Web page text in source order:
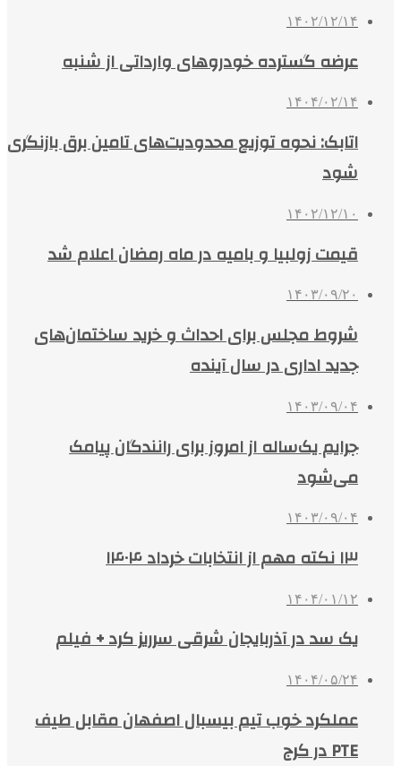
۱۴۰۲/۱۲/۱۴
عرضه گسترده خودروهای وارداتی از شنبه
۱۴۰۴/۰۲/۱۴
اتابک: نحوه توزیع محدودیت‌های تامین برق بازنگری
شود
۱۴۰۲/۱۲/۱۰
قیمت زولبیا و بامیه در ماه رمضان اعلام شد
۱۴۰۳/۰۹/۲۰
شروط مجلس برای احداث و خرید ساختمان‌های
جدید اداری در سال آینده
۱۴۰۳/۰۹/۰۴
جرایم یک‌ساله از امروز برای رانندگان پیامک
می‌شود
۱۴۰۳/۰۹/۰۴
۱۳ نکته مهم از انتخابات خرداد ۱۴۰۴
۱۴۰۴/۰۱/۱۲
یک سد در آذربایجان‌ شرقی سرریز کرد + فیلم
۱۴۰۴/۰۵/۲۴
عملکرد خوب تیم بیسبال اصفهان مقابل طیف
PTE در کرج